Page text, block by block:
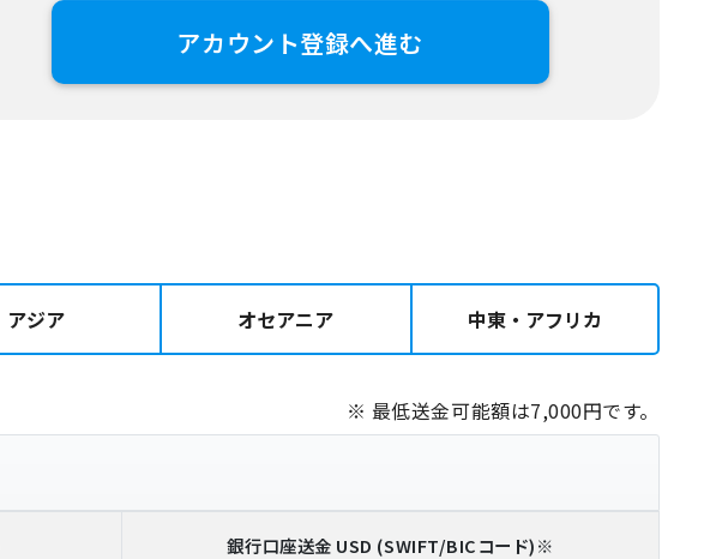
アカウント登録へ進む
アジア オセアニア 中東・アフリカ
※ 最低送金可能額は7,000円です。
銀行口座送金 USD (SWIFT/BICコード)※